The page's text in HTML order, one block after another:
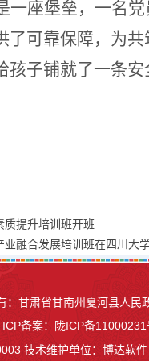
一座堡垒，一名
了可靠保障，为
孩子铺就了一条
质提升培训班开班
业融合发展培训班在四川大
甘肃省甘南州夏河县人民
ICP备案：
陇ICP备
技术维护单位：博达软件